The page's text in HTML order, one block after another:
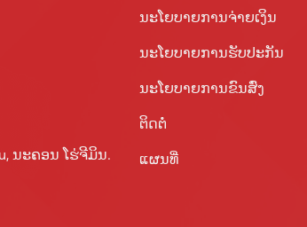
ນະຄອນ ໂຮ່ຈີມິນ.
ນະໂຍບາຍການຈ່າຍເງິນ
ນະໂຍບາຍການຮັບປະກັນ
ນະໂຍບາຍການຂົນສົ່ງ
ຕິດຕໍ່
ແຜນທີ່